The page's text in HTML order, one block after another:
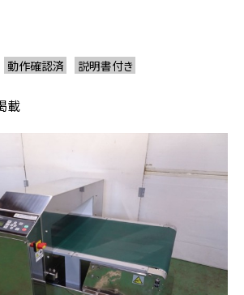
動作確認済 説明書付き
載